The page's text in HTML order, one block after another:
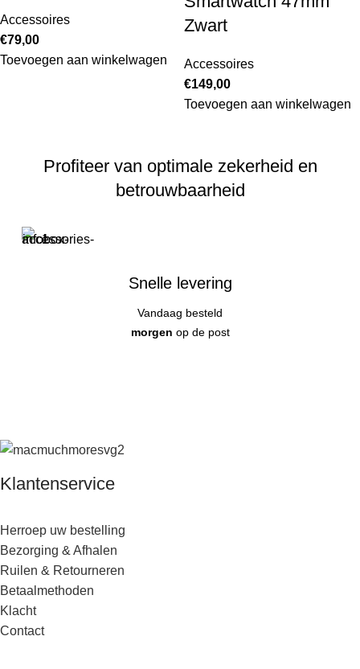
Accessoires
€79,00
Toevoegen aan winkelwagen
Zwart
Accessoires
€149,00
Toevoegen aan winkelwagen
Profiteer van optimale zekerheid en
betrouwbaarheid
Snelle levering
Vandaag besteld
morgen op de post
Klantenservice
Herroep uw bestelling
Bezorging & Afhalen
Ruilen & Retourneren
Betaalmethoden
Klacht
Contact